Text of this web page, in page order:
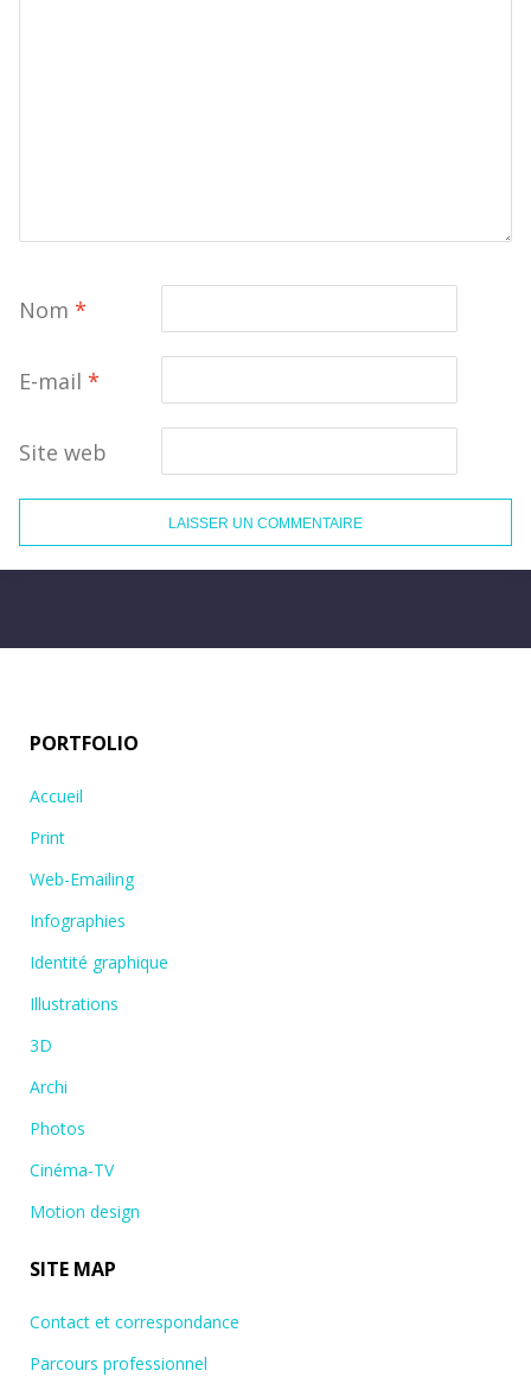
Nom *
E-mail *
Site web
PORTFOLIO
Accueil
Print
Web-Emailing
Infographies
Identité graphique
Illustrations
3D
Archi
Photos
Cinéma-TV
Motion design
SITE MAP
Contact et correspondance
Parcours professionnel